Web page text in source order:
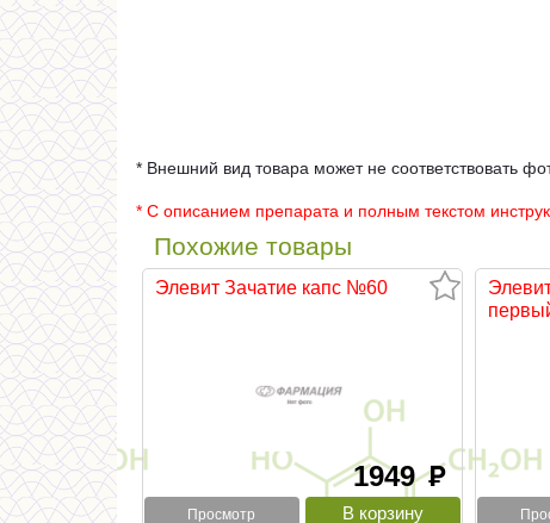
* Внешний вид товара может не соответствовать
* С описанием препарата и полным текстом
Похожие товары
Элевит Зачатие капс №60
1949руб
Просмотр